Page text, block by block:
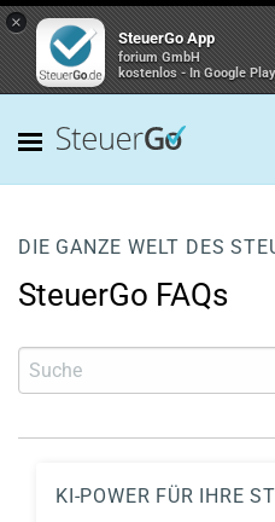
×
SteuerGo App
forium GmbH
kostenlos - In Google Play
DIE GANZE WELT DES
SteuerGo FAQs
KI-POWER FÜR IHRE